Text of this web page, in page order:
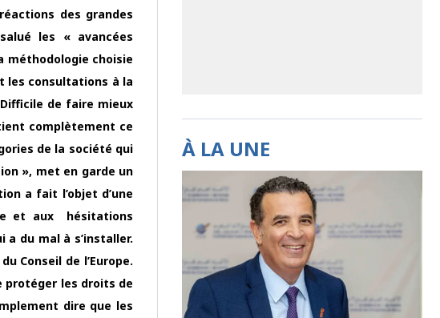
des grandes
les « avancées
méthodologie choisie
les consultations à la
de faire mieux
complètement ce
de la société qui
», met en garde un
a fait l’objet d’une
et aux hésitations
du mal à s’installer.
Conseil de l’Europe.
protéger les droits de
dire que les
À LA UNE